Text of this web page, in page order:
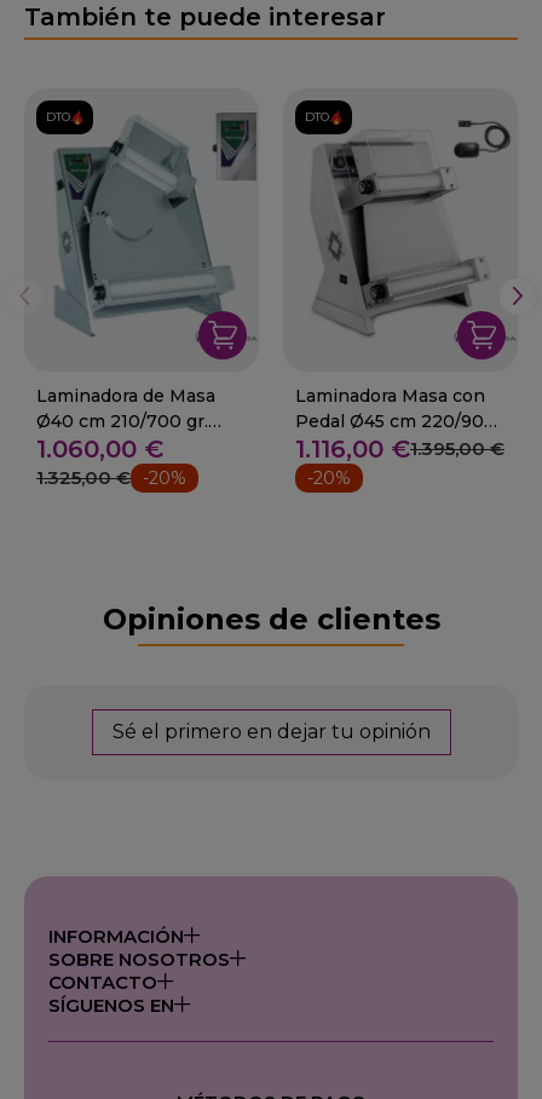
También te puede interesar
DTO.
Laminadora de Masa
Ø40 cm 210/700 gr.
Con Sensor
1.060,00 €
1.325,00 € -20%
DTO.
Laminadora Masa con
Pedal Ø45 cm 220/900
gr.
1.116,00 €1.395,00 €
-20%
Opiniones de clientes
Sé el primero en dejar tu opinión
INFORMACIÓN
SOBRE NOSOTROS
CONTACTO
SÍGUENOS EN